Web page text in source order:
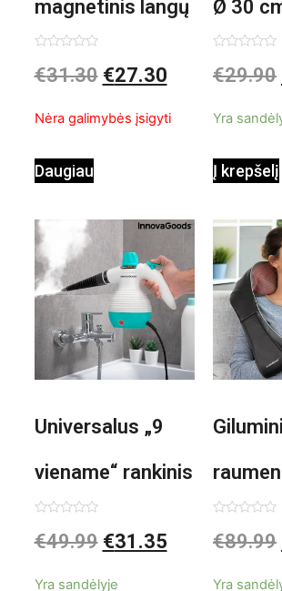
magnetinis langų
valiklis Klinmag
0
iš
€31.30 €27.30
Nėra galimybės įsigyti
Daugiau
Ø 30
Baltai
0
iš
€29.90
Yra
Į krepšelį
Universalus „9
viename“ rankinis
garintuvas su
0
iš
€49.99 €31.35
Yra sandėlyje
0
iš
€89.99
Yra